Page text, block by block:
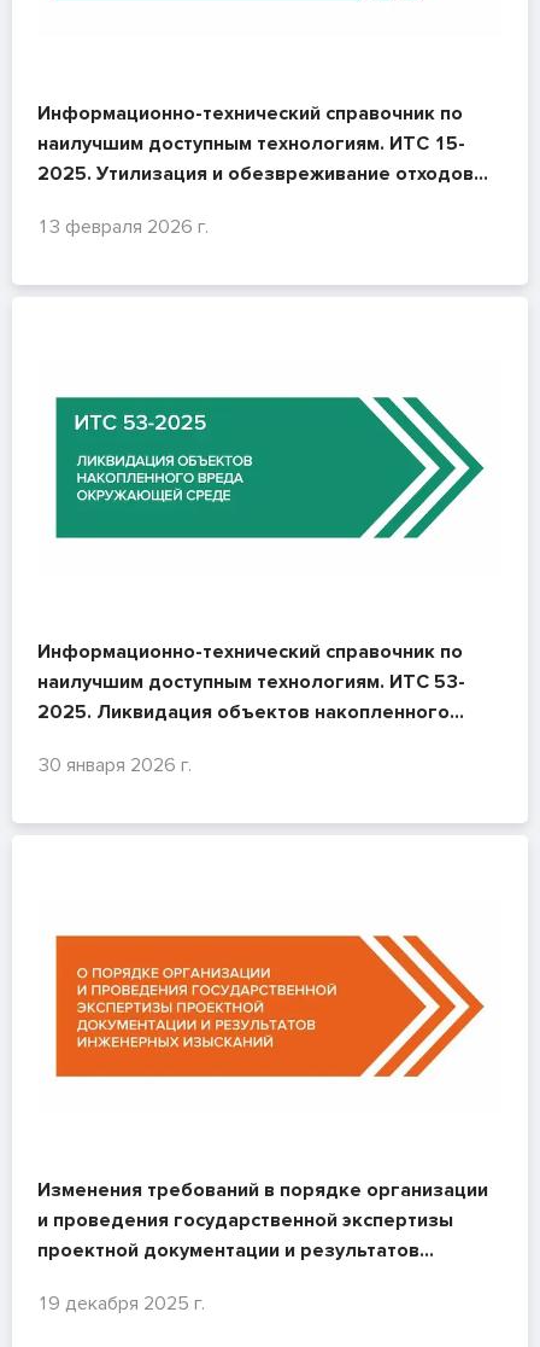
Информационно-технический справочник по
наилучшим доступным технологиям. ИТС 15-
2025. Утилизация и обезвреживание отходов
13 февраля 2026 г.
Информационно-технический справочник по
наилучшим доступным технологиям. ИТС 53-
2025. Ликвидация объектов накопленного
30 января 2026 г.
Изменения требований в порядке организации
и проведения государственной экспертизы
проектной документации и результатов
19 декабря 2025 г.